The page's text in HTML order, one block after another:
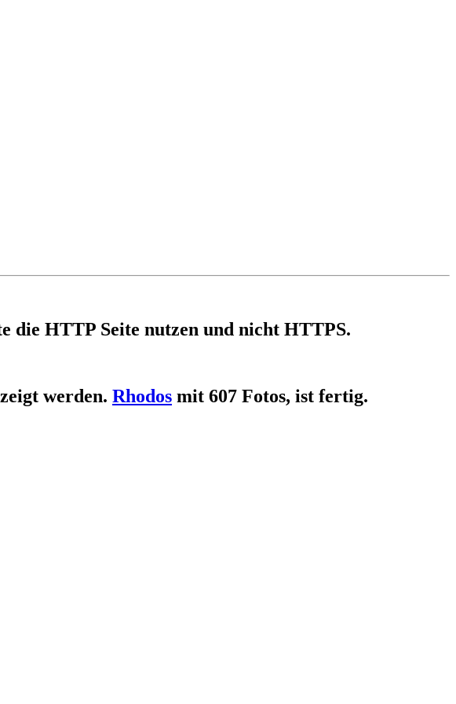
die HTTP Seite nutzen und nicht HTTPS.
werden. Rhodos mit 607 Fotos, ist fertig.